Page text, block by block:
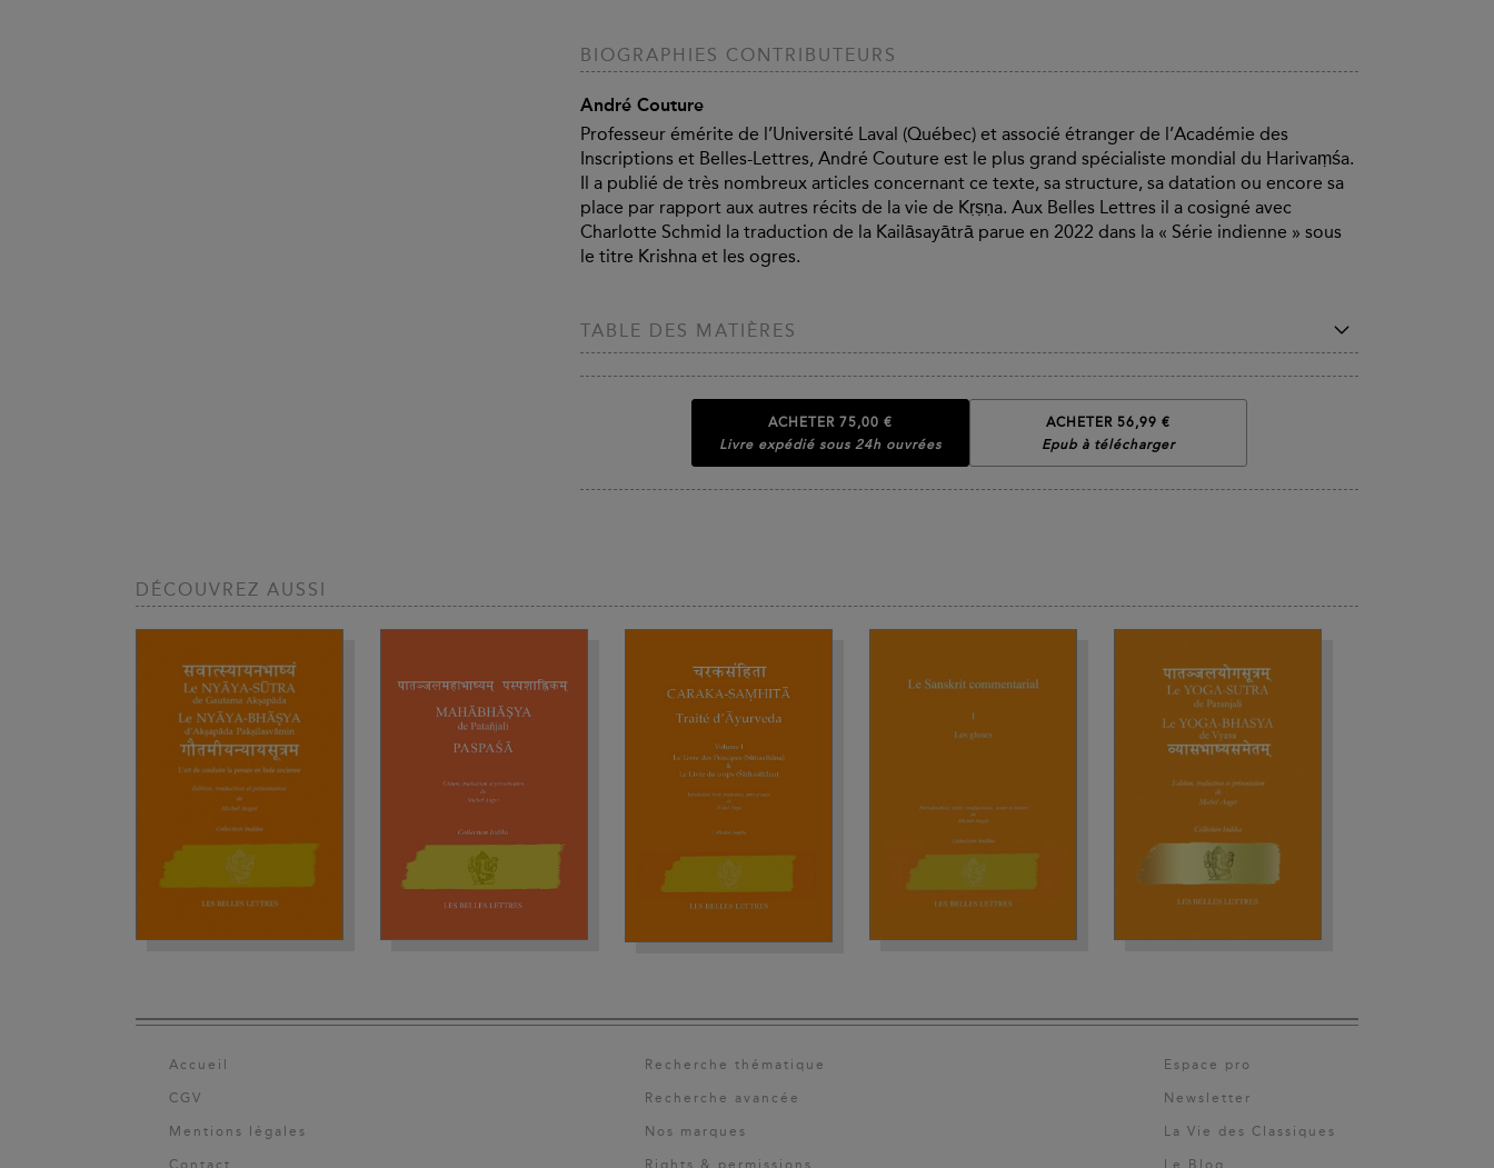
BIOGRAPHIES CONTRIBUTEURS
André Couture
Professeur émérite de l’Université Laval (Québec) et associé étranger de l’Académie des
Inscriptions et Belles-Lettres, André Couture est le plus grand spécialiste mondial du Harivaṃśa.
Il a publié de très nombreux articles concernant ce texte, sa structure, sa datation ou encore sa
place par rapport aux autres récits de la vie de Kṛṣṇa. Aux Belles Lettres il a cosigné avec
Charlotte Schmid la traduction de la Kailāsayātrā parue en 2022 dans la « Série indienne » sous
le titre Krishna et les ogres.
TABLE DES MATIÈRES
ACHETER 75,00 €
Livre expédié sous 24h ouvrées
ACHETER 56,99 €
Epub à télécharger
DÉCOUVREZ AUSSI
Accueil
CGV
Mentions légales
Contact
Recherche thématique
Recherche avancée
Nos marques
Rights & permissions
Espace pro
Newsletter
La Vie des Classiques
Le Blog